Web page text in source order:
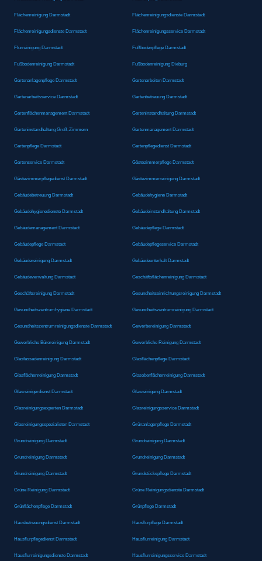
Flächenreinigung Darmstadt Flächenreinigungsdienste Darmstadt
Flächenreinigungsdienste Darmstadt Flächenreinigungsservice Darmstadt
Flurreinigung Darmstadt Fußbodenpflege Darmstadt
Fußbodenreinigung Darmstadt Fußbodenreinigung Dieburg
Gartenanlagenpflege Darmstadt Gartenarbeiten Darmstadt
Gartenarbeitsservice Darmstadt Gartenbetreuung Darmstadt
Gartenflächenmanagement Darmstadt Garteninstandhaltung Darmstadt
Garteninstandhaltung Groß-Zimmern Gartenmanagement Darmstadt
Gartenpflege Darmstadt Gartenpflegedienst Darmstadt
Gartenservice Darmstadt Gästezimmerpflege Darmstadt
Gästezimmerpflegedienst Darmstadt Gästezimmerreinigung Darmstadt
Gebäudebetreuung Darmstadt Gebäudehygiene Darmstadt
Gebäudehygienedienste Darmstadt Gebäudeinstandhaltung Darmstadt
Gebäudemanagement Darmstadt Gebäudepflege Darmstadt
Gebäudepflege Darmstadt Gebäudepflegeservice Darmstadt
Gebäudereinigung Darmstadt Gebäudeunterhalt Darmstadt
Gebäudeverwaltung Darmstadt Geschäftsflächenreinigung Darmstadt
Geschäftsreinigung Darmstadt Gesundheitseinrichtungsreinigung Darmstadt
Gesundheitszentrumhygiene Darmstadt Gesundheitszentrumreinigung Darmstadt
Gesundheitszentrumreinigungsdienste Darmstadt Gewerbereinigung Darmstadt
Gewerbliche Büroreinigung Darmstadt Gewerbliche Reinigung Darmstadt
Glasfassadenreinigung Darmstadt Glasflächenpflege Darmstadt
Glasflächenreinigung Darmstadt Glasoberflächenreinigung Darmstadt
Glasreinigerdienst Darmstadt Glasreinigung Darmstadt
Glasreinigungsexperten Darmstadt Glasreinigungsservice Darmstadt
Glasreinigungsspezialisten Darmstadt Grünanlagenpflege Darmstadt
Grundreinigung Darmstadt Grundreinigung Darmstadt
Grundreinigung Darmstadt Grundreinigung Darmstadt
Grundreinigung Darmstadt Grundstückspflege Darmstadt
Grüne Reinigung Darmstadt Grüne Reinigungsdienste Darmstadt
Grünflächenpflege Darmstadt Grünpflege Darmstadt
Hausbetreuungsdienst Darmstadt Hausflurpflege Darmstadt
Hausflurpflegedienst Darmstadt Hausflurreinigung Darmstadt
Hausflurreinigungsdienste Darmstadt Hausflurreinigungsservice Darmstadt